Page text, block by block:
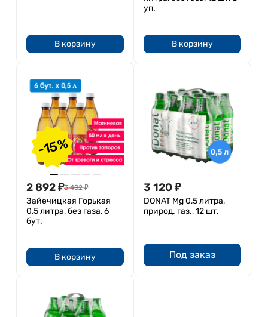
В корзину
уп.
В корзину
-15%
2 892₽3 402 ₽
Зайечицкая Горькая
0,5 литра, без газа, 6
бут.
В корзину
3 120 ₽
DONAT Mg 0,5 литра,
природ. газ., 12 шт.
Под заказ